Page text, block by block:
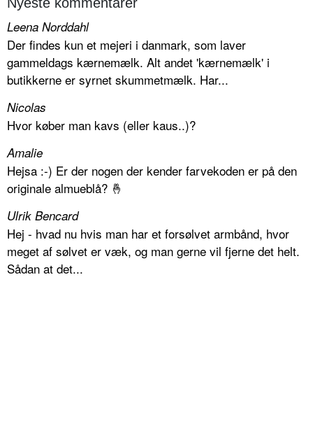
Nyeste kommentarer
Leena Norddahl
Der findes kun et mejeri i danmark, som laver
gammeldags kærnemælk. Alt andet 'kærnemælk' i
butikkerne er syrnet skummetmælk. Har...
Nicolas
Hvor køber man kavs (eller kaus..)?
Amalie
Hejsa :-) Er der nogen der kender farvekoden er på den
originale almueblå? 🤞
Ulrik Bencard
Hej - hvad nu hvis man har et forsølvet armbånd, hvor
meget af sølvet er væk, og man gerne vil fjerne det helt.
Sådan at det...